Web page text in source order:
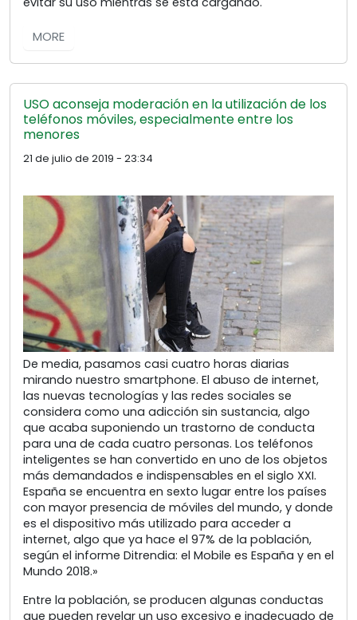
MORE
USO aconseja moderación en la utilización de los
teléfonos móviles, especialmente entre los
menores
21 de julio de 2019 - 23:34
De media, pasamos casi cuatro horas diarias
mirando nuestro smartphone. El abuso de internet,
las nuevas tecnologías y las redes sociales se
considera como una adicción sin sustancia, algo
que acaba suponiendo un trastorno de conducta
para una de cada cuatro personas. Los teléfonos
inteligentes se han convertido en uno de los objetos
más demandados e indispensables en el siglo XXI.
España se encuentra en sexto lugar entre los países
con mayor presencia de móviles del mundo, y donde
es el dispositivo más utilizado para acceder a
internet, algo que ya hace el 97% de la población,
según el informe Ditrendia: el Mobile es España y en el
Mundo 2018.»
Entre la población, se producen algunas conductas
que pueden revelar un uso excesivo e inadecuado de